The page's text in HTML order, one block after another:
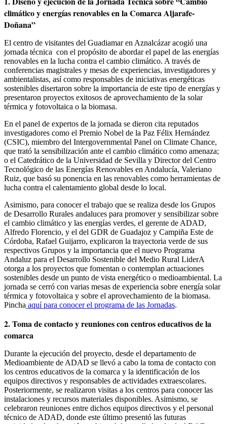
climático y energías renovables en la Comarca Aljarafe-
Doñana”
El centro de visitantes del Guadiamar en Aznalcázar acogió una
jornada técnica con el propósito de abordar el papel de las energías
renovables en la lucha contra el cambio climático. A través de
conferencias magistrales y mesas de experiencias, investigadores y
ambientalistas, así como responsables de iniciativas energéticas
sostenibles disertaron sobre la importancia de este tipo de energías y
presentaron proyectos exitosos de aprovechamiento de la solar
térmica y fotovoltaica o la biomasa.
En el panel de expertos de la jornada se dieron cita reputados
investigadores como el Premio Nobel de la Paz Félix Hernández
(CSIC), miembro del Intergovernmental Panel on Climate Chance,
que trató la sensibilización ante el cambio climático como amenaza;
o el Catedrático de la Universidad de Sevilla y Director del Centro
Tecnológico de las Energías Renovables en Andalucía, Valeriano
Ruiz, que basó su ponencia en las renovables como herramientas de
lucha contra el calentamiento global desde lo local.
Asimismo, para conocer el trabajo que se realiza desde los Grupos
de Desarrollo Rurales andaluces para promover y sensibilizar sobre
el cambio climático y las energías verdes, el gerente de ADAD,
Alfredo Florencio, y el del GDR de Guadajoz y Campiña Este de
Córdoba, Rafael Guijarro, explicaron la trayectoria verde de sus
respectivos Grupos y la importancia que el nuevo Programa
Andaluz para el Desarrollo Sostenible del Medio Rural LiderA
otorga a los proyectos que fomentan o contemplan actuaciones
sostenibles desde un punto de vista energético o medioambiental. La
jornada se cerró con varias mesas de experiencia sobre energía solar
térmica y fotovoltaica y sobre el aprovechamiento de la biomasa.
Pincha aquípara conocer el programa de las Jornadas.
2. Toma de contacto y reuniones con centros educativos de la
comarca
Durante la ejecución del proyecto, desde el departamento de
Medioambiente de ADAD se llevó a cabo la toma de contacto con
los centros educativos de la comarca y la identificación de los
equipos directivos y responsables de actividades extraescolares.
Posteriormente, se realizaron visitas a los centros para conocer las
instalaciones y recursos materiales disponibles. Asimismo, se
celebraron reuniones entre dichos equipos directivos y el personal
técnico de ADAD, donde este último presentó las futuras